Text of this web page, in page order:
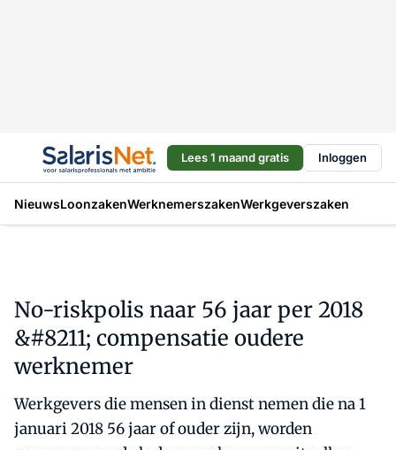
Lees 1 maand gratis Inloggen
NieuwsLoonzakenWerknemerszakenWerkgeverszaken
No-riskpolis naar 56 jaar per 2018
&#8211; compensatie oudere
werknemer
Werkgevers die mensen in dienst nemen die na 1
januari 2018 56 jaar of ouder zijn, worden